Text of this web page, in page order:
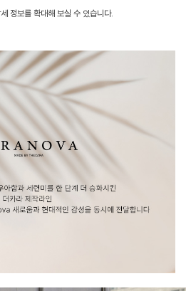
정보를 확대해 보실 수 있습니다.